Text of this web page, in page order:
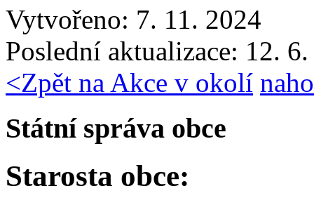
Vytvořeno: 7. 11. 2024
Poslední aktualizace: 12.
<Zpět na Akce v okolí
Státní správa obce
Starosta obce: